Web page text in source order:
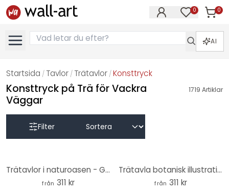
0 0
AI
Startsida / Tavlor / Trätavlor /Konsttryck
Konsttryck på Trä för Vackra
Väggar
1719 Artiklar
Filter
Trätavlor i naturoasen - Goed Blauw - Rund
från 311 kr
Trätavla botanisk illustration i grönt och rosa - Goed Blauw - Rund
från 311 kr